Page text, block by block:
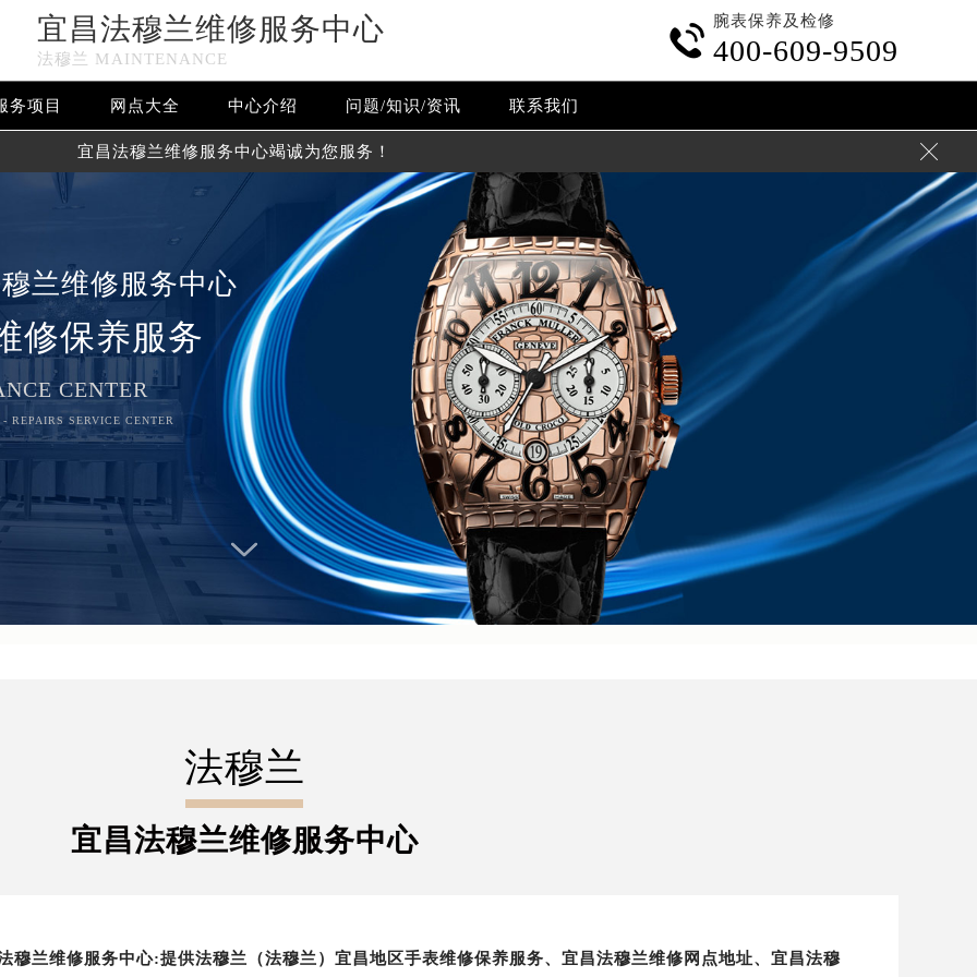
宜昌法穆兰维修服务中心
法穆兰 MAINTENANCE

腕表保养及检修
400-609-9509
务项目 网点大全 中心介绍 问题/知识/资讯 联系我们
宜昌法穆兰维修服务中心竭诚为您服务！ 
兰维修服务中心
修保养服务
CENTER
REPAIRS SERVICE CENTER
法穆兰
宜昌法穆兰维修服务中心
穆兰维修服务中心:提供法穆兰（法穆兰）宜昌地区手表维修保养服务、宜昌法穆兰维修网点地址、宜昌法穆